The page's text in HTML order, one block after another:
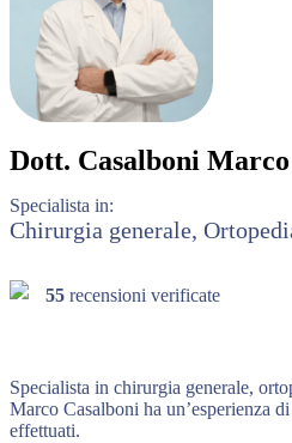
Dott. Casalboni Marco
Specialista in:
Chirurgia generale,
55 recensioni verificate
Specialista in chirurgia generale,
Marco Casalboni ha un’esperienza
effettuati.